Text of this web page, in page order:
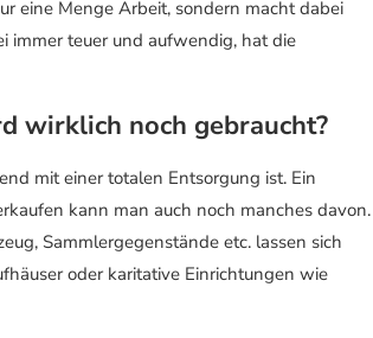
eine Menge Arbeit, sondern macht dabei
immer teuer und aufwendig, hat die
wirklich noch gebraucht?
mit einer totalen Entsorgung ist. Ein
kann man auch noch manches davon.
Sammlergegenstände etc. lassen sich
oder karitative Einrichtungen wie